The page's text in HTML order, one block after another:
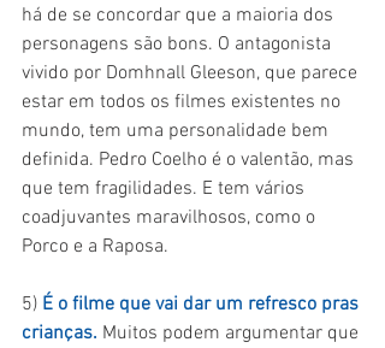
há de se concordar que a maioria dos
personagens são bons. O antagonista
vivido por Domhnall Gleeson, que parece
estar em todos os filmes existentes no
mundo, tem uma personalidade bem
definida. Pedro Coelho é o valentão, mas
que tem fragilidades. E tem vários
coadjuvantes maravilhosos, como o
Porco e a Raposa.
5) É o filme que vai dar um refresco pras
crianças. Muitos podem argumentar que